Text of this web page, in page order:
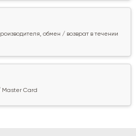
обмен / возврат в течении
Master Card